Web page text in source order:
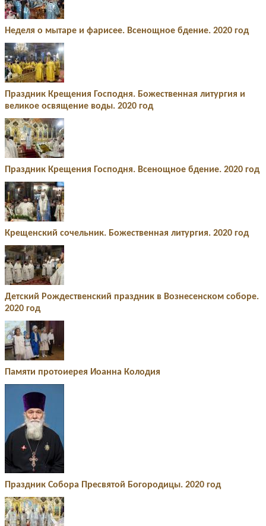
Неделя о мытаре и фарисее. Всенощное бдение. 2020 год
Праздник Крещения Господня. Божественная литургия и
великое освящение воды. 2020 год
Праздник Крещения Господня. Всенощное бдение. 2020 год
Крещенский сочельник. Божественная литургия. 2020 год
Детский Рождественский праздник в Вознесенском соборе.
2020 год
Памяти протоиерея Иоанна Колодия
Праздник Собора Пресвятой Богородицы. 2020 год